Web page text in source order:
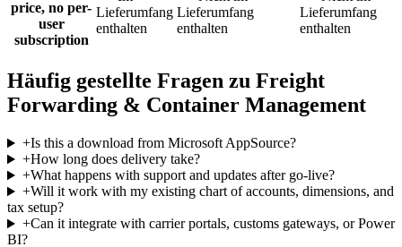
price, no per-
user
subscription
Lieferumfang
enthalten
Lieferumfang
enthalten
Lieferumfang
enthalten
Häufig gestellte Fragen zu Freight
Forwarding & Container Management
+Is this a download from Microsoft AppSource?
+How long does delivery take?
+What happens with support and updates after go-live?
+Will it work with my existing chart of accounts, dimensions, and
tax setup?
+Can it integrate with carrier portals, customs gateways, or Power
BI?